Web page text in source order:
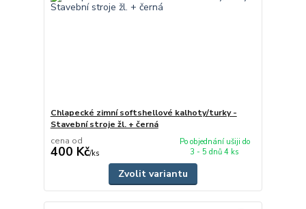
Chlapecké zimní softshellové kalhoty/turky -
Stavební stroje žl. + černá
cena od
400 Kč/ks
Po objednání ušiji do
3 - 5 dnů 4 ks
Zvolit variantu